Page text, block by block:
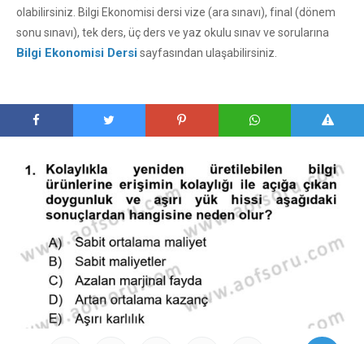
olabilirsiniz. Bilgi Ekonomisi dersi vize (ara sınavı), final (dönem
sonu sınavı), tek ders, üç ders ve yaz okulu sınav ve sorularına
Bilgi Ekonomisi Dersisayfasından ulaşabilirsiniz.